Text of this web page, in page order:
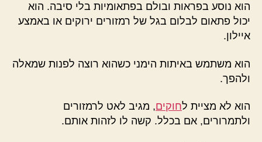
הוא נוסע בפראות ובולם בפתאומיות בלי סיבה. הוא
יכול פתאום לבלום בגל של רמזורים ירוקים או באמצע
איילון.
הוא משתמש באיתות הימני כשהוא רוצה לפנות שמאלה
ולהפך.
הוא לא מציית לחוקים, מגיב לאט לרמזורים
ולתמרורים, אם בכלל. קשה לו לזהות אותם.